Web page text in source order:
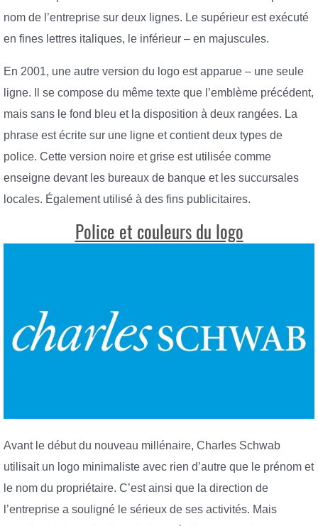
nom de l’entreprise sur deux lignes. Le supérieur est exécuté
en fines lettres italiques, le inférieur – en majuscules.
En 2001, une autre version du logo est apparue – une seule
ligne. Il se compose du même texte que l’emblème précédent,
mais sans le fond bleu et la disposition à deux rangées. La
phrase est écrite sur une ligne et contient deux types de
police. Cette version noire et grise est utilisée comme
enseigne devant les bureaux de banque et les succursales
locales. Également utilisé à des fins publicitaires.
Police et couleurs du logo
Avant le début du nouveau millénaire, Charles Schwab
utilisait un logo minimaliste avec rien d’autre que le prénom et
le nom du propriétaire. C’est ainsi que la direction de
l’entreprise a souligné le sérieux de ses activités. Mais